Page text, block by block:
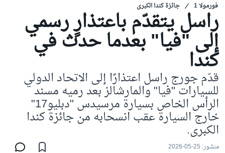
فورمولا 1 جائزة كندا الكبرى
راسل يتقدّم باعتذارٍ رسمي
إلى "فيا" بعدما حدث في
كندا
قدّم جورج راسل اعتذارًا إلى الاتحاد الدولي
للسيارات "فيا" والمارشالز بعد رميه مسند
الرأس الخاص بسيارة مرسيدس "دبليو17"
خارج السيارة عقب انسحابه من جائزة كندا
الكبرى.
منشور: 25-05-2026